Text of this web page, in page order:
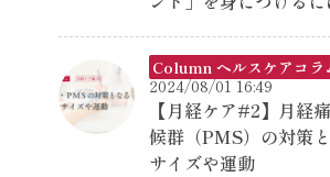
Column ヘルスケアコラ
2024/08/01 16:49
【月経ケア#2】月経
候群（PMS）の対策
サイズや運動